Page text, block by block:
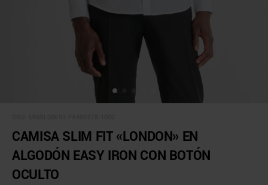
CAMISA SLIM FIT «LONDON» EN
ALGODÓN EASY IRON CON BOTÓN
OCULTO